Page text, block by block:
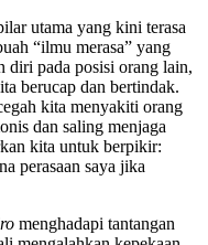
utama yang kini terasa
“ilmu merasa” yang
diri pada posisi orang lain,
berucap dan bertindak.
kita menyakiti orang
dan saling menjaga
kita untuk berpikir:
perasaan saya jika
menghadapi tantangan